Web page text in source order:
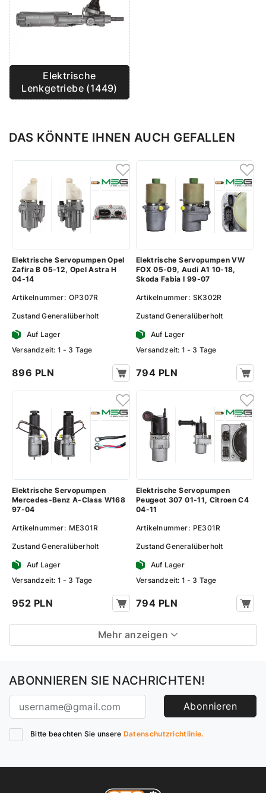
Elektrische
Lenkgetriebe (1449)
DAS KÖNNTE IHNEN AUCH GEFALLEN
Elektrische Servopumpen Opel
Zafira B 05-12, Opel Astra H
04-14
Artikelnummer: OP307R
Zustand Generalüberholt
Auf Lager
Versandzeit: 1 - 3 Tage
896 PLN
Elektrische Servopumpen VW
FOX 05-09, Audi A1 10-18,
Skoda Fabia I 99-07
Artikelnummer: SK302R
Zustand Generalüberholt
Auf Lager
Versandzeit: 1 - 3 Tage
794 PLN
Elektrische Servopumpen
Mercedes-Benz A-Class W168
97-04
Artikelnummer: ME301R
Zustand Generalüberholt
Auf Lager
Versandzeit: 1 - 3 Tage
952 PLN
Elektrische Servopumpen
Peugeot 307 01-11, Citroen C4
04-11
Artikelnummer: PE301R
Zustand Generalüberholt
Auf Lager
Versandzeit: 1 - 3 Tage
794 PLN
Mehr anzeigen
ABONNIEREN SIE NACHRICHTEN!
Abonnieren
Bitte beachten Sie unsere Datenschutzrichtlinie.